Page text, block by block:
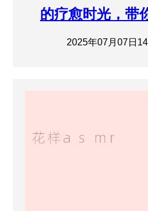
的疗愈时光，带
2025年07月07日